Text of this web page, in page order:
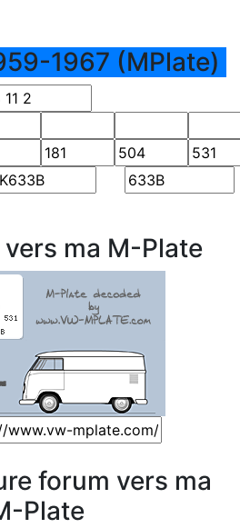
1967 (MPlate)
ma M-Plate
forum vers ma
Plate